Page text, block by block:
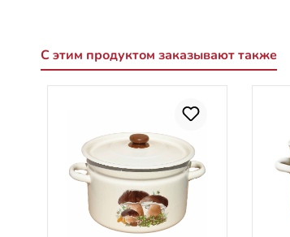
С этим продуктом заказывают также